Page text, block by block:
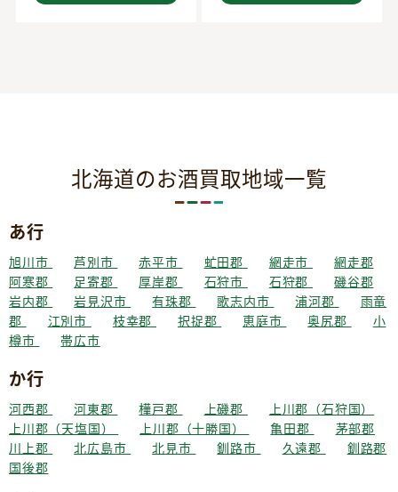
北海道のお酒買取地域一覧
あ行
旭川市 芦別市 赤平市 虻田郡 網走市
網走郡
阿寒郡
足寄郡 厚岸郡 石狩市 石狩郡
磯谷郡
岩内郡
岩見沢市 有珠郡 歌志内市 浦河郡
雨竜
郡
江別市 枝幸郡 択捉郡 恵庭市 奥尻郡
小
樽市
帯広市
か行
河西郡 河東郡 樺戸郡 上磯郡
上川郡（石狩国）
上川郡（天塩国）
上川郡（十勝国） 亀田郡
茅部郡
川上郡
北広島市 北見市 釧路市 久遠郡
釧路郡
国後郡